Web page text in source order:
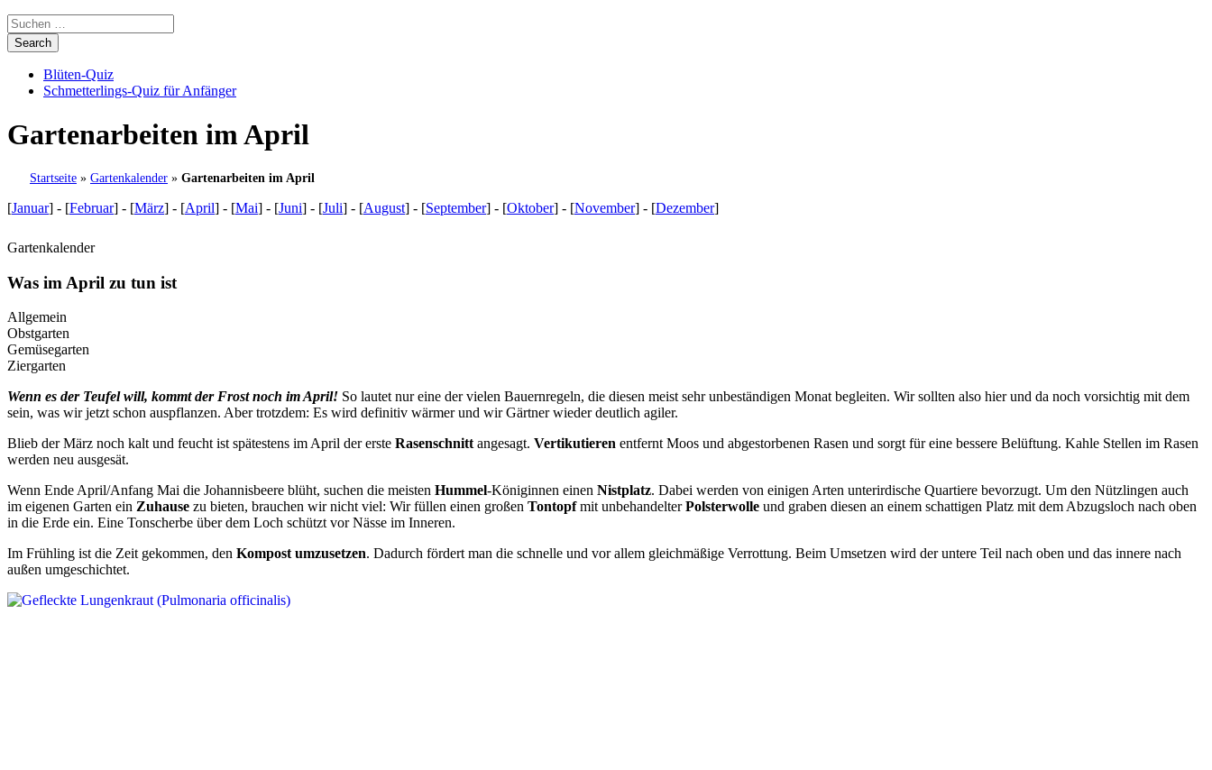
Blüten-Quiz
Schmetterlings-Quiz für Anfänger
Gartenarbeiten im April
Startseite » Gartenkalender » Gartenarbeiten im April
[Januar] - [Februar] - [März] - [April] - [Mai] - [Juni] - [Juli] - [August] - [September] - [Oktober] - [November] - [Dezember]
Gartenkalender
Was im April zu tun ist
Allgemein
Obstgarten
Gemüsegarten
Ziergarten
Wenn es der Teufel will, kommt der Frost noch im April! So lautet nur eine der vielen Bauernregeln, die diesen meist sehr unbeständigen Monat begleiten. Wir sollten also hier und da noch vorsichtig mit dem
sein, was wir jetzt schon auspflanzen. Aber trotzdem: Es wird definitiv wärmer und wir Gärtner wieder deutlich agiler.
Blieb der März noch kalt und feucht ist spätestens im April der erste Rasenschnitt angesagt. Vertikutieren entfernt Moos und abgestorbenen Rasen und sorgt für eine bessere Belüftung. Kahle Stellen im Rasen
werden neu ausgesät.
Wenn Ende April/Anfang Mai die Johannisbeere blüht, suchen die meisten Hummel-Königinnen einen Nistplatz. Dabei werden von einigen Arten unterirdische Quartiere bevorzugt. Um den Nützlingen auch
im eigenen Garten ein Zuhause zu bieten, brauchen wir nicht viel: Wir füllen einen großen Tontopfmit unbehandelterPolsterwolle und graben diesen an einem schattigen Platz mit dem Abzugsloch nach oben
in die Erde ein. Eine Tonscherbe über dem Loch schützt vor Nässe im Inneren.
Im Frühling ist die Zeit gekommen, den Kompost umzusetzen. Dadurch fördert man die schnelle und vor allem gleichmäßige Verrottung. Beim Umsetzen wird der untere Teil nach oben und das innere nach
außen umgeschichtet.